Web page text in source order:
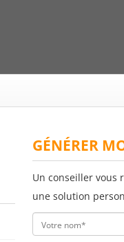
GÉNÉRER
Un conseiller vous
une solution